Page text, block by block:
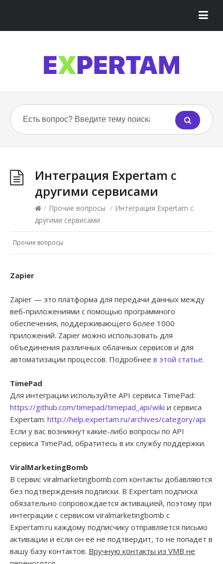
Интеграция Expertam с
другими сервисами
/ Прочие вопросы / Интеграция Expertam с
другими сервисами
Прочие вопросы
Zapier
Zapier — это платформа для передачи данных между
веб-приложениями с помощью программного
обеспечения, поддерживающего более 1000
приложений. Zapier можно использовать для
объединения различных облачных сервисов и для
автоматизации процессов. Подробнее в этой статье.
TimePad
Для интеграции используйте API сервиса TimePad:
https://github.com/timepad/timepad_api/wiki и сервиса
Expertam: http://help.expertam.ru/archives/category/api
Если у вас возникнут какие-либо вопросы по API
сервиса TimePad, обратитесь в их службу поддержки.
ViralMarketingBomb
В сервис viralmarketingbomb.com контакты добавляются
без подтверждения подписки. В Expertam подписка
обязательно сопровождается активацией, поэтому при
интеграции с сервисом viralmarketingbomb с
Expertam.ru каждому подписчику отправляется письмо
активации и если он её не подтвердит, то не попадет в
вашу базу контактов. Вручную контакты из VMB не